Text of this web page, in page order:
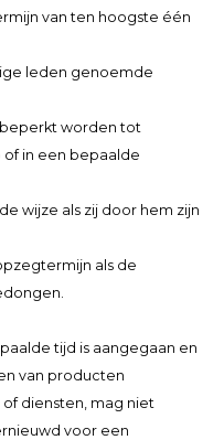
van ten hoogste één
leden genoemde
worden tot
in een bepaalde
wijze als zij door hem zijn
als de
tijd is aangegaan en
van producten
diensten, mag niet
voor een